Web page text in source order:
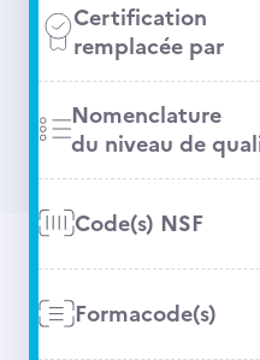
Certification
remplacée par
Nomenclature
du niveau de
Code(s) NSF
Formacode(s)